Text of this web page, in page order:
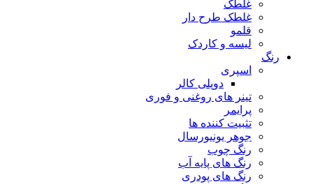
غلطک
غلطک طرح دار
قلمو
لیسه و کاردک
رنگ
اسپری
دوپلی کالر
تینر های روغنی و فوری
پرایمر
تثبیت کننده ها
جوهر یونیورسال
رنگ چوب
رنگ‌ های پایه آب
رنگ های پودری